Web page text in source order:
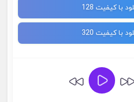
با کیفیت 128
با کیفیت 320